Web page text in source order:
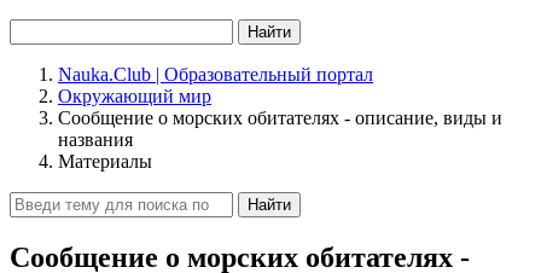
Найти
Nauka.Club | Образовательный портал
Окружающий мир
Сообщение о морских обитателях - описание, виды и
названия
Материалы
Найти
Сообщение о морских обитателях -